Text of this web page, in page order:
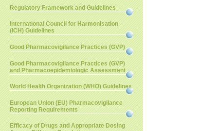
Regulatory Framework and Guidelines
International Council for Harmonisation
(ICH) Guidelines
Good Pharmacovigilance Practices (GVP)
Good Pharmacovigilance Practices (GVP)
and Pharmacoepidemiologic Assessment
World Health Organization (WHO) Guidelines
European Union (EU) Pharmacovigilance
Reporting Requirements
Efficacy of Drugs and Appropriate Dosing